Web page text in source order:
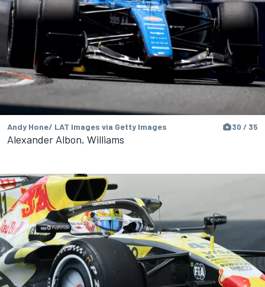
Andy Hone/ LAT Images via Getty Images 30 / 35
Alexander Albon, Williams